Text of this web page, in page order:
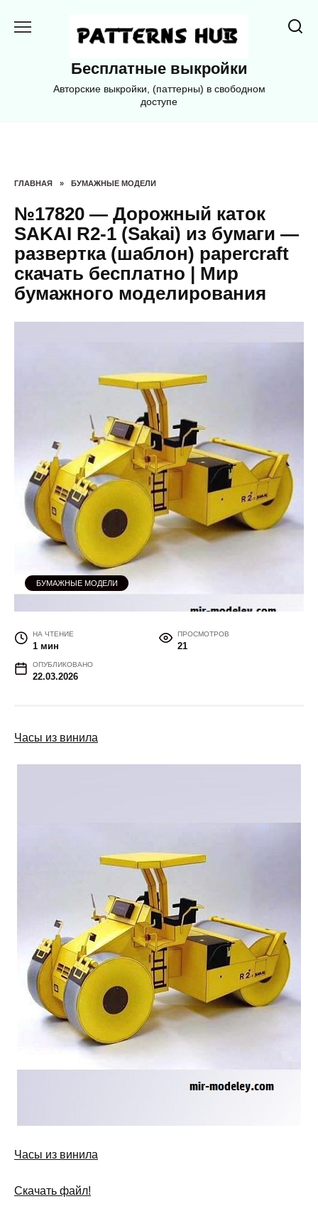
Бесплатные выкройки
Авторские выкройки, (паттерны) в свободном
доступе
ГЛАВНАЯ » БУМАЖНЫЕ МОДЕЛИ
№17820 — Дорожный каток
SAKAI R2-1 (Sakai) из бумаги —
развертка (шаблон) papercraft
скачать бесплатно | Мир
бумажного моделирования
БУМАЖНЫЕ МОДЕЛИ
НА ЧТЕНИЕ
1 мин
ПРОСМОТРОВ
21
ОПУБЛИКОВАНО
22.03.2026
Часы из винила
Часы из винила
Скачать файл!